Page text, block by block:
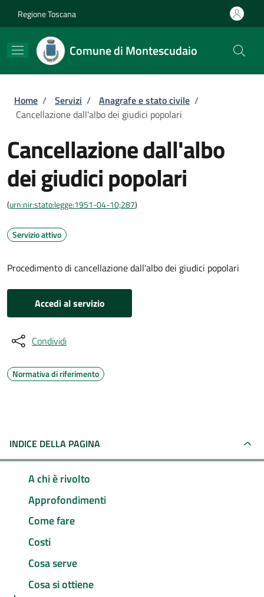
Regione Toscana
Comune di Montescudaio
Briciole di pane
Home / Servizi / Anagrafe e stato civile /
Cancellazione dall'albo dei giudici popolari
Cancellazione dall'albo
dei giudici popolari
(urn:nir:stato:legge:1951-04-10;287)
Servizio attivo
Procedimento di cancellazione dall'albo dei giudici popolari
Accedi al servizio
Condividi
Normativa di riferimento
INDICE DELLA PAGINA
A chi è rivolto
Approfondimenti
Come fare
Costi
Cosa serve
Cosa si ottiene